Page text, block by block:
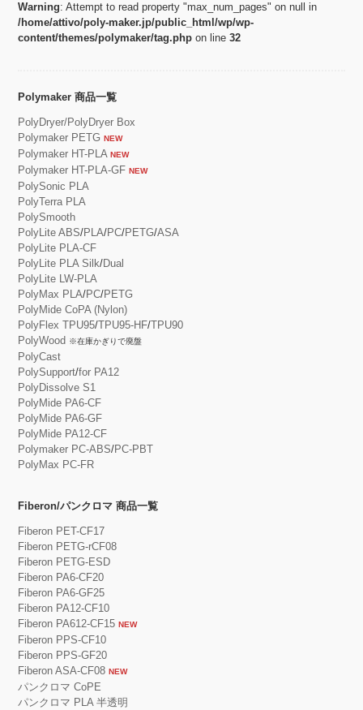
Warning: Attempt to read property "max_num_pages" on null in
/home/attivo/poly-maker.jp/public_html/wp/wp-
content/themes/polymaker/tag.php on line32
Polymaker 商品一覧
PolyDryer/PolyDryer Box
Polymaker PETG NEW
Polymaker HT-PLA NEW
Polymaker HT-PLA-GF NEW
PolySonic PLA
PolyTerra PLA
PolySmooth
PolyLite ABS/PLA/PC/PETG/ASA
PolyLite PLA-CF
PolyLite PLA Silk/Dual
PolyLite LW-PLA
PolyMax PLA/PC/PETG
PolyMide CoPA (Nylon)
PolyFlex TPU95/TPU95-HF/TPU90
PolyWood ※在庫かぎりで廃盤
PolyCast
PolySupport/for PA12
PolyDissolve S1
PolyMide PA6-CF
PolyMide PA6-GF
PolyMide PA12-CF
Polymaker PC-ABS/PC-PBT
PolyMax PC-FR
Fiberon/パンクロマ 商品一覧
Fiberon PET-CF17
Fiberon PETG-rCF08
Fiberon PETG-ESD
Fiberon PA6-CF20
Fiberon PA6-GF25
Fiberon PA12-CF10
Fiberon PA612-CF15 NEW
Fiberon PPS-CF10
Fiberon PPS-GF20
Fiberon ASA-CF08 NEW
パンクロマ CoPE
パンクロマ PLA 半透明